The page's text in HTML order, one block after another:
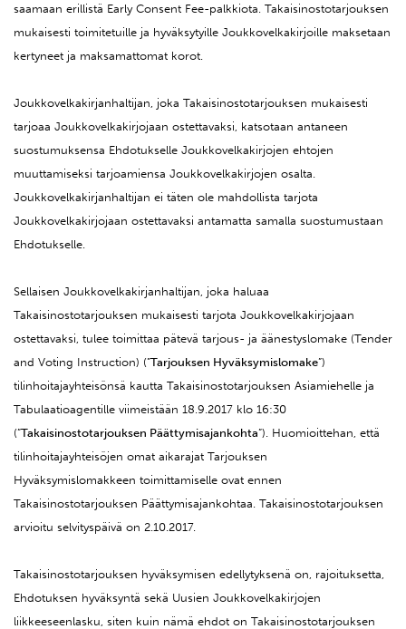
saamaan erillistä Early Consent Fee-palkkiota. Takaisinostotarjouksen
mukaisesti toimitetuille ja hyväksytyille Joukkovelkakirjoille maksetaan
kertyneet ja maksamattomat korot.
Joukkovelkakirjanhaltijan, joka Takaisinostotarjouksen mukaisesti
tarjoaa Joukkovelkakirjojaan ostettavaksi, katsotaan antaneen
suostumuksensa Ehdotukselle Joukkovelkakirjojen ehtojen
muuttamiseksi tarjoamiensa Joukkovelkakirjojen osalta.
Joukkovelkakirjanhaltijan ei täten ole mahdollista tarjota
Joukkovelkakirjojaan ostettavaksi antamatta samalla suostumustaan
Ehdotukselle.
Sellaisen Joukkovelkakirjanhaltijan, joka haluaa
Takaisinostotarjouksen mukaisesti tarjota Joukkovelkakirjojaan
ostettavaksi, tulee toimittaa pätevä tarjous- ja äänestyslomake (Tender
and Voting Instruction) (”Tarjouksen Hyväksymislomake”)
tilinhoitajayhteisönsä kautta Takaisinostotarjouksen Asiamiehelle ja
Tabulaatioagentille viimeistään 18.9.2017 klo 16:30
(”Takaisinostotarjouksen Päättymisajankohta”). Huomioittehan, että
tilinhoitajayhteisöjen omat aikarajat Tarjouksen
Hyväksymislomakkeen toimittamiselle ovat ennen
Takaisinostotarjouksen Päättymisajankohtaa. Takaisinostotarjouksen
arvioitu selvityspäivä on 2.10.2017.
Takaisinostotarjouksen hyväksymisen edellytyksenä on, rajoituksetta,
Ehdotuksen hyväksyntä sekä Uusien Joukkovelkakirjojen
liikkeeseenlasku, siten kuin nämä ehdot on Takaisinostotarjouksen